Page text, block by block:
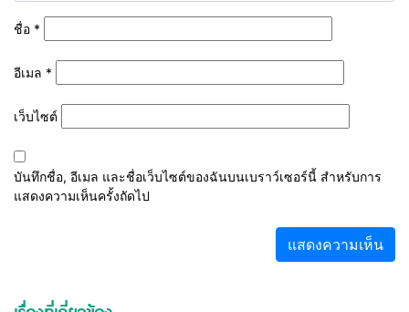
ชื่อ *
อีเมล *
เว็บไซต์
บันทึกชื่อ, อีเมล และชื่อเว็บไซต์ของฉันบนเบราว์เซอร์นี้ สำหรับการ
แสดงความเห็นครั้งถัดไป